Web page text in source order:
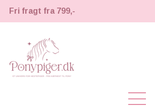
Fri fragt fra 799,-